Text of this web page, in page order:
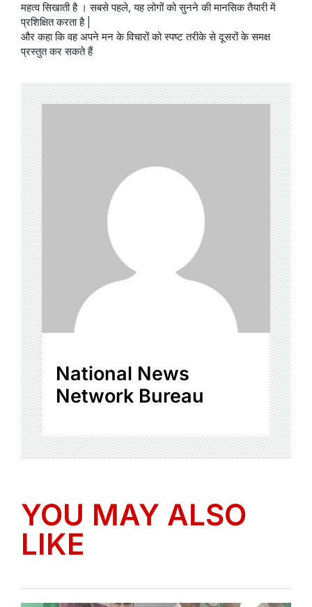
महत्व सिखाती है । सबसे पहले, यह लोगों को सुनने की मानसिक तैयारी में
प्रशिक्षित करता है |
और कहा कि वह अपने मन के विचारों को स्पष्ट तरीके से दूसरों के समक्ष
प्रस्तुत कर सकते हैं
National News
Network Bureau
YOU MAY ALSO
LIKE